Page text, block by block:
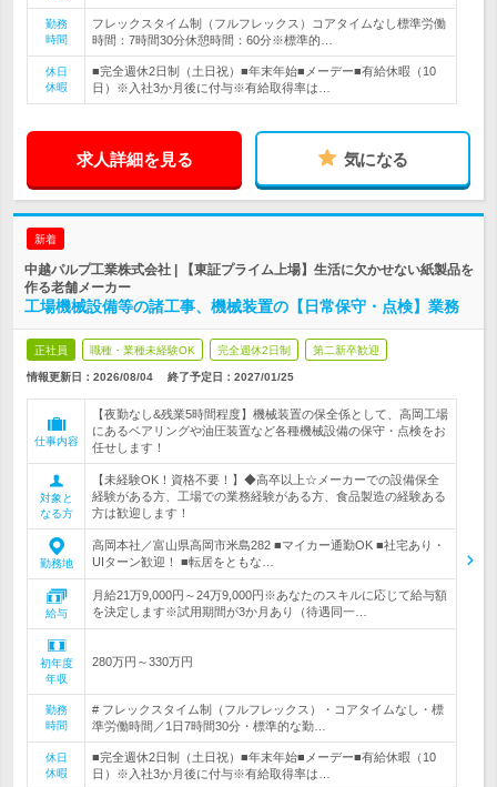
勤務
時間
フレックスタイム制（フルフレックス）コアタイムなし標準労働
時間：7時間30分休憩時間：60分※標準的…
休日
休暇
■完全週休2日制（土日祝）■年末年始■メーデー■有給休暇（10
日）※入社3か月後に付与※有給取得率は…
求人詳細を見る 気になる
新着
中越パルプ工業株式会社 | 【東証プライム上場】生活に欠かせない紙製品を
作る老舗メーカー
工場機械設備等の諸工事、機械装置の【日常保守・点検】業務
正社員 職種・業種未経験OK 完全週休2日制 第二新卒歓迎
情報更新日：2026/08/04 終了予定日： 2027/01/25
仕事内容
【夜勤なし&残業5時間程度】機械装置の保全係として、高岡工場
にあるベアリングや油圧装置など各種機械設備の保守・点検をお
任せします！
対象と
なる方
【未経験OK！資格不要！】◆高卒以上☆メーカーでの設備保全
経験がある方、工場での業務経験がある方、食品製造の経験ある
方は歓迎します！
勤務地
高岡本社／富山県高岡市米島282 ■マイカー通勤OK ■社宅あり・
UIターン歓迎！ ■転居をともな…
給与
月給21万9,000円～24万9,000円※あなたのスキルに応じて給与額
を決定します※試用期間が3か月あり（待遇同一…
初年度
年収
280万円～330万円
勤務
時間
# フレックスタイム制（フルフレックス）・コアタイムなし・標
準労働時間／1日7時間30分・標準的な勤…
休日
休暇
■完全週休2日制（土日祝）■年末年始■メーデー■有給休暇（10
日）※入社3か月後に付与※有給取得率は…